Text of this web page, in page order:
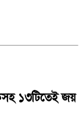
১৩টিতেই জয়